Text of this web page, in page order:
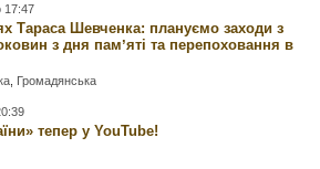
17:47
Тараса Шевченка: плануємо заходи з
з дня памʼяті та перепоховання в
Громадянська
тепер у YouTube!